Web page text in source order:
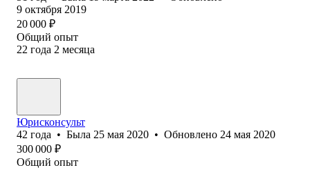
9 октября 2019
20 000 ₽
Общий опыт
22 года 2 месяца
Юрисконсульт
42 года • Была 25 мая 2020 • Обновлено 24 мая 2020
300 000 ₽
Общий опыт